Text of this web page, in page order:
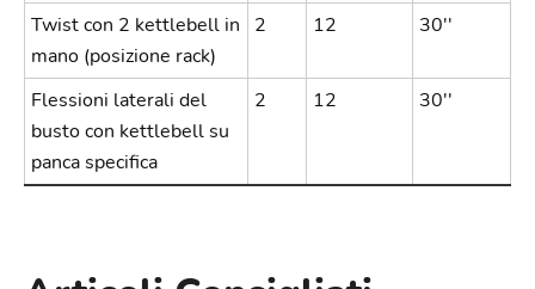
Twist con 2 kettlebell in
mano (posizione rack)
2 12 30''
Flessioni laterali del
busto con kettlebell su
panca specifica
2 12 30''